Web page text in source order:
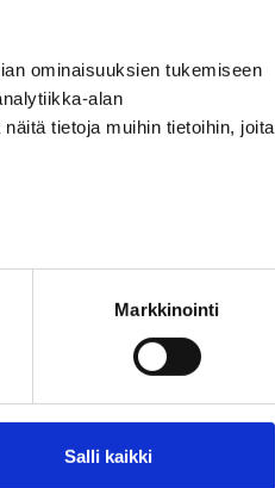
ominaisuuksien tukemiseen
alan
tietoja muihin tietoihin, joita
Markkinointi
Salli kaikki
tilanteen kehityksestä.